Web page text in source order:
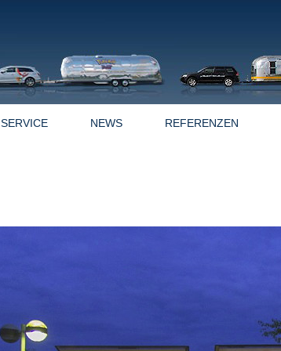
SERVICE NEWS REFERENZEN